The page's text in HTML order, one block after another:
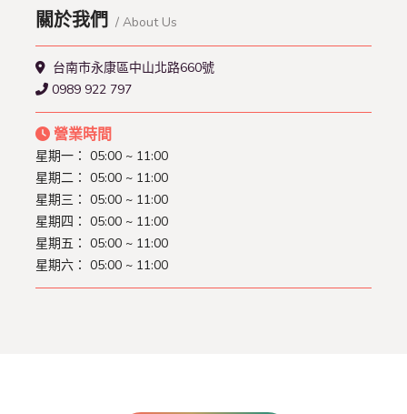
關於我們 / About Us
台南市永康區中山北路660號
0989 922 797
營業時間
星期一： 05:00 ~ 11:00
星期二： 05:00 ~ 11:00
星期三： 05:00 ~ 11:00
星期四： 05:00 ~ 11:00
星期五： 05:00 ~ 11:00
星期六： 05:00 ~ 11:00